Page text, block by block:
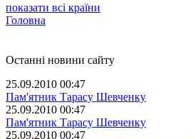
показати всі країни
Головна
Останні новини сайту
25.09.2010 00:47
Пам'ятник Тарасу Шевченку
25.09.2010 00:47
Пам'ятник Тарасу Шевченку
25.09.2010 00:47